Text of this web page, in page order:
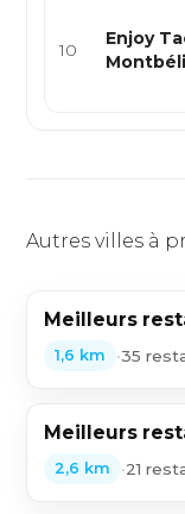
10
Enjoy
Autres villes à
Meilleurs
1,6 km •35
Meilleurs
2,6 km •21